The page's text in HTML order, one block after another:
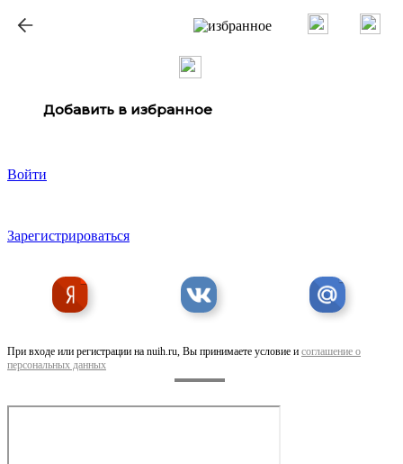
Добавить в избранное
Войти
Зарегистрироваться
При входе или регистрации на nuih.ru, Вы принимаете условие и соглашение о
персональных данных